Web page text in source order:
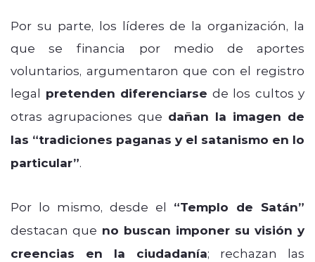
Por su parte, los líderes de la organización, la
que se financia por medio de aportes
voluntarios, argumentaron que con el registro
legal pretenden diferenciarse de los cultos y
otras agrupaciones que dañan la imagen de
las “tradiciones paganas y el satanismo en lo
particular”.
Por lo mismo, desde el “Templo de Satán”
destacan que no buscan imponer su visión y
creencias en la ciudadanía; rechazan las